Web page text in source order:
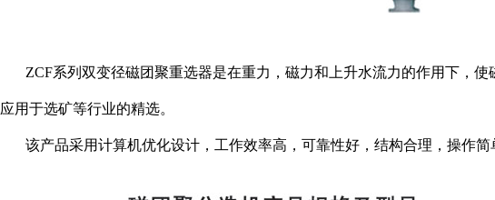
ZCF系列双变径磁团聚重选器是在重力，磁力和上升水流力的作用下，使
应用于选矿等行业的精选。
该产品采用计算机优化设计，工作效率高，可靠性好，结构合理，操作简